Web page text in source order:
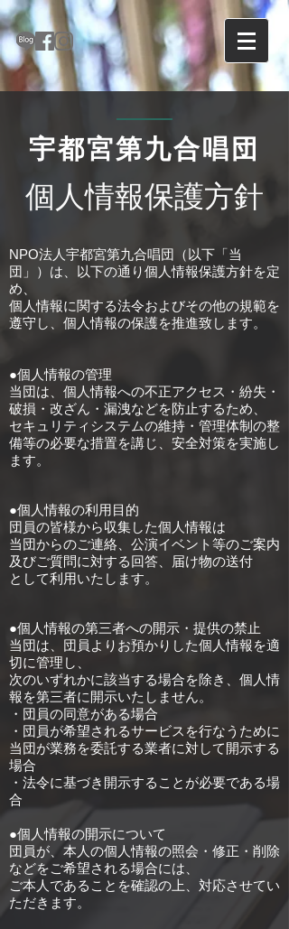
宇都宮第九合唱団
個人情報保護方針
NPO法人宇都宮第九合唱団（以下「当
団」）は、以下の通り個人情報保護方針を定
め、
個人情報に関する法令およびその他の規範を
遵守し、個人情報の保護を推進致します。
●個人情報の管理
当団は、個人情報への不正アクセス・紛失・
破損・改ざん・漏洩などを防止するため、
セキュリティシステムの維持・管理体制の整
備等の必要な措置を講じ、安全対策を実施し
ます。
●個人情報の利用目的
団員の皆様から収集した個人情報は
当団からのご連絡、公演イベント等のご案内
及びご質問に対する回答、届け物の送付
として利用いたします。
●個人情報の第三者への開示・提供の禁止
当団は、団員よりお預かりした個人情報を適
切に管理し、
次のいずれかに該当する場合を除き、個人情
報を第三者に開示いたしません。
・団員の同意がある場合
・団員が希望されるサービスを行なうために
当団が業務を委託する業者に対して開示する
場合
・法令に基づき開示することが必要である場
合
●個人情報の開示について
団員が、本人の個人情報の照会・修正・削除
などをご希望される場合には、
ご本人であることを確認の上、対応させてい
ただきます。